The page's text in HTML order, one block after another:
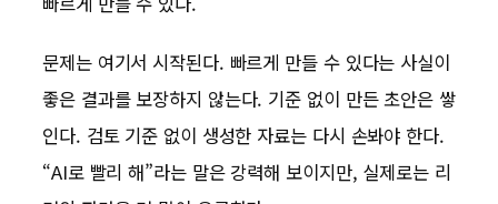
문제는 여기서 시작된다. 빠르게 만들 수 있다는 사실이
좋은 결과를 보장하지 않는다. 기준 없이 만든 초안은 쌓
인다. 검토 기준 없이 생성한 자료는 다시 손봐야 한다.
“AI로 빨리 해”라는 말은 강력해 보이지만, 실제로는 리